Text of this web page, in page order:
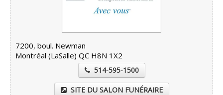
7200, boul. Newman
Montréal (LaSalle) QC H8N 1X2
514-595-1500
SITE DU SALON FUNÉRAIRE